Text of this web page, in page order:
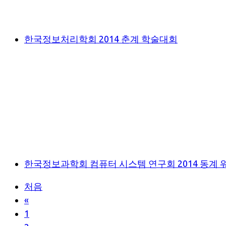
한국정보처리학회 2014 춘계 학술대회
한국정보과학회 컴퓨터 시스템 연구회 2014 동계
처음
«
1